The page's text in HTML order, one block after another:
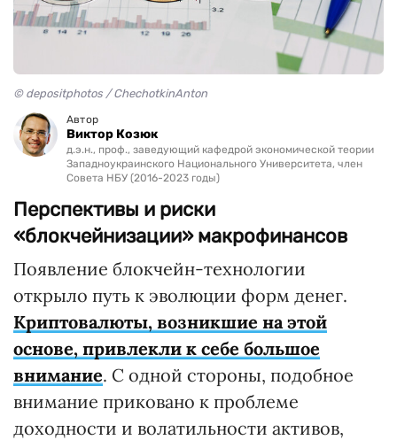
© depositphotos / ChechotkinAnton
Автор
Виктор Козюк
д.э.н., проф., заведующий кафедрой экономической теории
Западноукраинского Национального Университета, член
Совета НБУ (2016-2023 годы)
Перспективы и риски
«блокчейнизации» макрофинансов
Появление блокчейн-технологии
открыло путь к эволюции форм денег.
Криптовалюты, возникшие на этой
основе, привлекли к себе большое
внимание. С одной стороны, подобное
внимание приковано к проблеме
доходности и волатильности активов,